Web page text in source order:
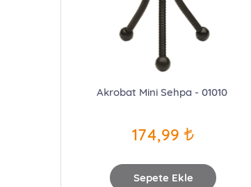
Sepete Ekle
Akrobat Mini Sehpa - 01010
174,99